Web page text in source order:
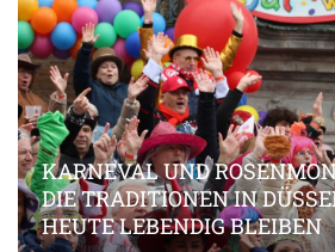
KARNEVAL UND
DIE TRADITIONEN IN
HEUTE LEBENDIG BLEIBEN